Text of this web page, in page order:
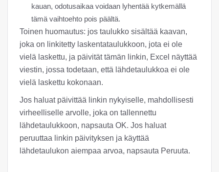
kauan, odotusaikaa voidaan lyhentää kytkemällä
tämä vaihtoehto pois päältä.
Toinen huomautus: jos taulukko sisältää kaavan,
joka on linkitetty laskentataulukkoon, jota ei ole
vielä laskettu, ja päivität tämän linkin, Excel näyttää
viestin, jossa todetaan, että lähdetaulukkoa ei ole
vielä laskettu kokonaan.
Jos haluat päivittää linkin nykyiselle, mahdollisesti
virheelliselle arvolle, joka on tallennettu
lähdetaulukkoon, napsauta OK. Jos haluat
peruuttaa linkin päivityksen ja käyttää
lähdetaulukon aiempaa arvoa, napsauta Peruuta.